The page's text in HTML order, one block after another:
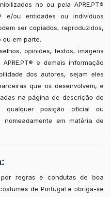
no ou pela APRE.PT®
e/ou entidades ou indivíduos
ser copiados, reproduzidos,
ou em parte.
opiniões, textos, imagens
e demais informação
dos autores, sejam eles
que os desenvolvem, e
na página de descrição de
qualquer posição oficial ou
nomeadamente em matéria de
regras e condutas de boa
de Portugal e obriga-se